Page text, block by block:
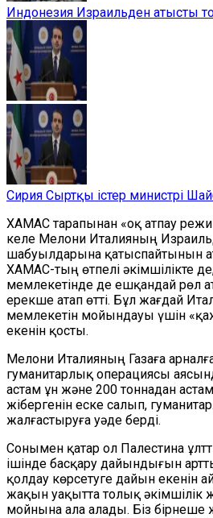
Индонезия Израильден атысты
Сирия Сыртқы істер министрі
ХАМАС тарапынан «оқ атпау
келе Мелони Италияның
шабуылдарына қатыспайтынын
ХАМАС-тың өтпелі әкімшілікте
мемлекетінде де ешқандай рөл
ерекше атап өтті. Бұл жағдай
мемлекетін мойындауы үшін
екенін қосты.
Мелони Италияның Газаға
гуманитарлық операциясы
астам ұн және 200 тоннадан
жібергенін еске салып,
жалғастыруға уәде берді.
Сонымен қатар ол Палестина
ішінде басқару дайындығын
қолдау көрсетуге дайын екенін
жақын уақытта толық әкімшілік
мойнына ала алады. Біз